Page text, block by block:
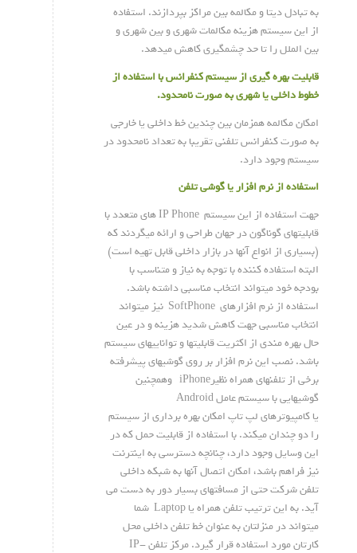
به تبادل دیتا و مکالمه بین مراکز بپردازند. استفاده
از این سیستم هزینه مکالمات شهری و بین شهری و
بین الملل را تا حد چشمگیری کاهش میدهد.
قابلیت بهره گیری از سیستم کنفرانس با استفاده از
خطوط داخلی یا شهری به صورت نامحدود.
امکان مکالمه همزمان بین چندین خط داخلی یا خارجی
به صورت کنفرانس تلفنی تقریبا به تعداد نامحدود در
سیستم وجود دارد.
استفاده از نرم افزار یاگوشی تلفن
جهت استفاده از این سیستم IP Phone های متعدد با
قابلیتهای گوناگون در جهان طراحی و ارائه میگردند که
(بسیاری از انواع آنها در بازار داخلی قابل تهیه است)
البته استفاده کننده با توجه به نیاز و متناسب با
بودجه خود میتواند انتخاب مناسبی داشته باشد.
استفاده از نرم افزارهای SoftPhone نیز میتواند
انتخاب مناسبی جهت کاهش شدید هزینه و در عین
حال بهره مندی از اکثریت قابلیتها و تواناییهای سیستم
باشد. نصب این نرم افزار بر روی گوشیهای پیشرفته
برخی از تلفنهای همراه نظیرiPhone وهمچنین
گوشیهایی با سیستم عامل Android
یا کامپیوترهای لپ تاپ امکان بهره برداری از سیستم
را دو چندان میکند. با استفاده از قابلیت حمل که در
این وسایل وجود دارد، چنانچه دسترسی به اینترنت
نیز فراهم باشد، امکان اتصال آنها به شبکه داخلی
تلفن شرکت حتی از مسافتهای بسیار دور به دست می
آید. به این ترتیب تلفن همراه یا Laptop شما
میتواند در منزلتان به عنوان خط تلفن داخلی محل
کارتان مورد استفاده قرار گیرد. مرکز تلفن IP-